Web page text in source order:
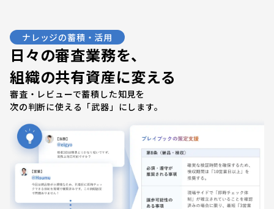
ナレッジの蓄積・活用
日々の審査業務を、
組織の共有資産に変える
審査・レビューで蓄積した知見を
次の判断に使える「武器」にします。